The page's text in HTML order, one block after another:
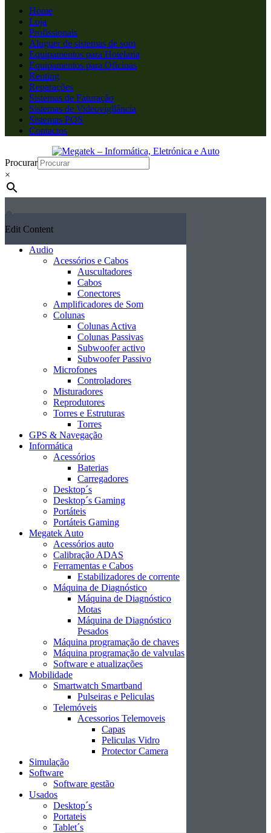
Home
Loja
Profissionais
Aluguer de sistemas de som
Equipamentos para Hotelaria
Equipamentos para Oficinas
Renting
Reparações
Sistemas de Faturação
Sistemas de Videovigilância
Sistemas POS
Contactos
Procurar
×
Edit Content
Audio
Acessórios e Cabos
Auscultadores
Cabos
Conectores
Amplificadores de Som
Colunas
Colunas Activa
Colunas Passivas
Subwoofer activo
Subwoofer Passivo
Microfones
Controladores
Misturadores
Reprodutores
Torres e Estruturas
Torres
GPS & Navegação
Informática
Acessórios
Baterias
Carregadores
Desktop´s
Desktop´s Gaming
Portáteis
Portáteis Gaming
Megatek Auto
Acessórios auto
Calibração ADAS
Ferramentas e Cabos
Estabilizadores de corrente
Máquina de Diagnóstico
Máquina de Diagnóstico
Motas
Máquina de Diagnóstico
Pesados
Máquina programação de chaves
Máquina programação de valvulas
Software e atualizações
Mobilidade
Smartwatch Smartband
Pulseiras e Peliculas
Telemóveis
Acessorios Telemoveis
Capas
Peliculas Vidro
Protector Camera
Simulação
Software
Software gestão
Usados
Desktop´s
Portateis
Tablet´s